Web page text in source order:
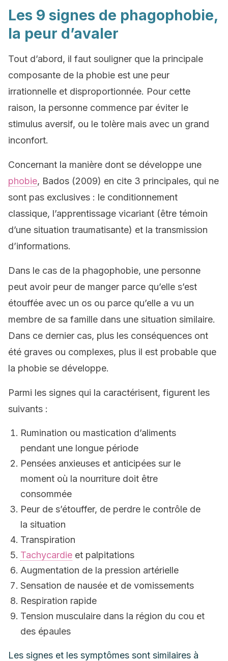
Les 9 signes de phagophobie,
la peur d’avaler
Tout d’abord, il faut souligner que la principale
composante de la phobie est une peur
irrationnelle et disproportionnée. Pour cette
raison, la personne commence par éviter le
stimulus aversif, ou le tolère mais avec un grand
inconfort.
Concernant la manière dont se développe une
phobie, Bados (2009) en cite 3 principales, qui ne
sont pas exclusives : le conditionnement
classique, l’apprentissage vicariant (être témoin
d’une situation traumatisante) et la transmission
d’informations.
Dans le cas de la phagophobie, une personne
peut avoir peur de manger parce qu’elle s’est
étouffée avec un os ou parce qu’elle a vu un
membre de sa famille dans une situation similaire.
Dans ce dernier cas, plus les conséquences ont
été graves ou complexes, plus il est probable que
la phobie se développe.
Parmi les signes qui la caractérisent, figurent les
suivants :
Rumination ou mastication d’aliments
pendant une longue période
Pensées anxieuses et anticipées sur le
moment où la nourriture doit être
consommée
Peur de s’étouffer, de perdre le contrôle de
la situation
Transpiration
Tachycardie et palpitations
Augmentation de la pression artérielle
Sensation de nausée et de vomissements
Respiration rapide
Tension musculaire dans la région du cou et
des épaules
Les signes et les symptômes sont similaires à